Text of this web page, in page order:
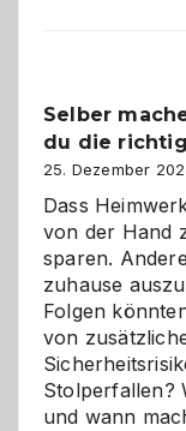
und
Selber
du die
25. Dezember
Dass
von der Hand
sparen.
zuhause
Folgen
von
Stolperfallen?
und wann